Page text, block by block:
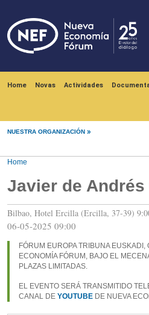
Home Novas Actividades
NUESTRA ORGANIZACIÓN
Home
Javier de Andrés
Bilbao, Hotel Ercilla (Ercilla, 37-39)
06-05-2025 09:00
FÓRUM EUROPA TRIBUNA EUSKADI,
ECONOMÍA FÓRUM, BAJO EL
PLAZAS LIMITADAS.
EL EVENTO SERÁ TRANSMITIDO
CANAL DE YOUTUBE DE NUEVA